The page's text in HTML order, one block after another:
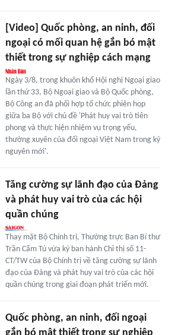
[Video] Quốc phòng, an ninh, đối
ngoại có mối quan hệ gắn bó mật
thiết trong sự nghiệp cách mạng
Ngày 3/8, trong khuôn khổ Hội nghị Ngoại giao
lần thứ 33, Bộ Ngoại giao và Bộ Quốc phòng,
Bộ Công an đã phối hợp tổ chức phiên họp
giữa ba Bộ với chủ đề 'Phát huy vai trò tiên
phong và thực hiện nhiệm vụ trọng yếu,
thường xuyên của đối ngoại Việt Nam trong kỷ
nguyên mới'.
Tăng cường sự lãnh đạo của Đảng
và phát huy vai trò của các hội
quần chúng
Thay mặt Bộ Chính trị, Thường trực Ban Bí thư
Trần Cẩm Tú vừa ký ban hành Chỉ thị số 11-
CT/TW của Bộ Chính trị về tăng cường sự lãnh
đạo của Đảng và phát huy vai trò của các hội
quần chúng trong giai đoạn phát triển mới.
Quốc phòng, an ninh, đối ngoại
gắn bó mật thiết trong sự nghiệp